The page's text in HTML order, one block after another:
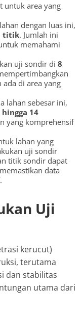
untuk area yang
dengan luas ini,
titik. Jumlah ini
memahami
uji sondir di8
di area yang
lahan sebesar ini,
hingga 14
yang komprehensif
lahan yang
uji sondir
titik sondir dapat
data
Uji
kerucut)
terutama
dan stabilitas
utama dari